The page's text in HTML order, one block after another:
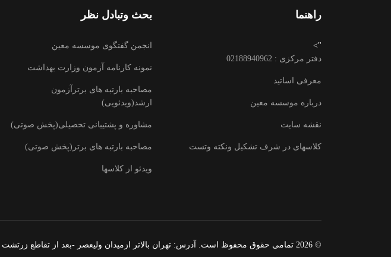
راهنما
">
دفتر مرکزی : 02188940962
معرفی اساتید
درباره موسسه معین
نقشه سایت
کلاسهای در شرف تشکیل ونکته وتست
بحث وتبادل نظر
انجمن گفتگوی موسسه معین
نمونه کارنامه آزمون وزارت بهداشت
مصاحبه بارتبه های برترآزمون
ارشد(ویدئویی)
مشاوره و پشتیبانی تحصیلی(پخش صوتی)
مصاحبه بارتبه های برتر(پخش صوتی)
ویدئو از کلاسها
© 2026 تمامی حقوق محفوظ است. آدرس:‌ تهران بالاتر ازمیدان ولیعصر -بعد از تقاطع زرتشت - خیابان پزشک پور - پلاک 12 - ساختمان معین